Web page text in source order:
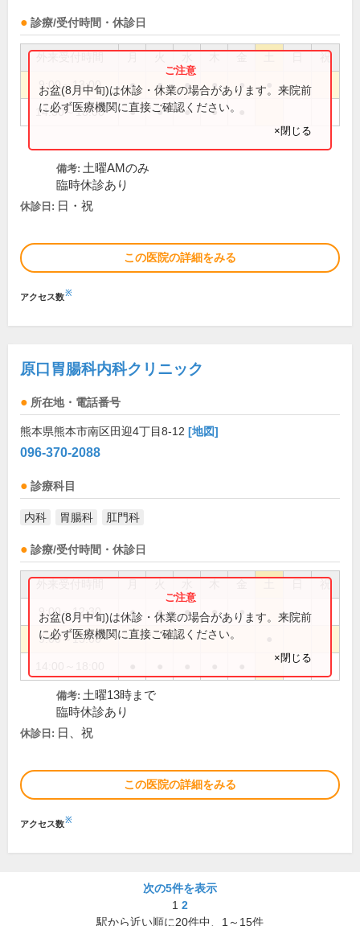
診療/受付時間・休診日
祝
9:00～13:00 ● ● ● ● ●
14:30～18:00 ● ● ● ●
お盆(8月中旬)は休診・休業の場合があります。来院前
に必ず医療機関に直接ご確認ください。
×閉じる
備考: 土曜AMのみ
臨時休診あり
休診日: 日・祝
この医院の詳細をみる
アクセス数※
原口胃腸科内科クリニック
所在地・電話番号
熊本県熊本市南区田迎4丁目8-12 [地図]
096-370-2088
診療科目
内科 胃腸科 肛門科
診療/受付時間・休診日
祝
9:00～12:30 ● ● ● ● ●
9:00～13:00
お盆(8月中旬)は休診・休業の場合があります。来院前
に必ず医療機関に直接ご確認ください。
×閉じる
備考: 土曜13時まで
臨時休診あり
休診日: 日、祝
この医院の詳細をみる
アクセス数※
次の5件を表示
1 2
駅から近い順に20件中、 1～15件